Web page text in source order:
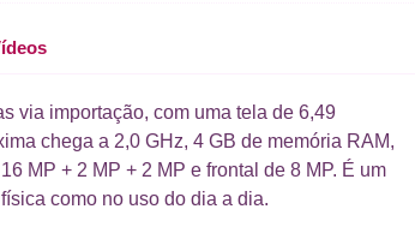
via importação, com uma tela de 6,49
chega a 2,0 GHz, 4 GB de memória RAM,
MP + 2 MP + 2 MP e frontal de 8 MP. É um
como no uso do dia a dia.